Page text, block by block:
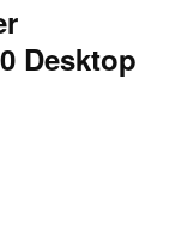
Desktop